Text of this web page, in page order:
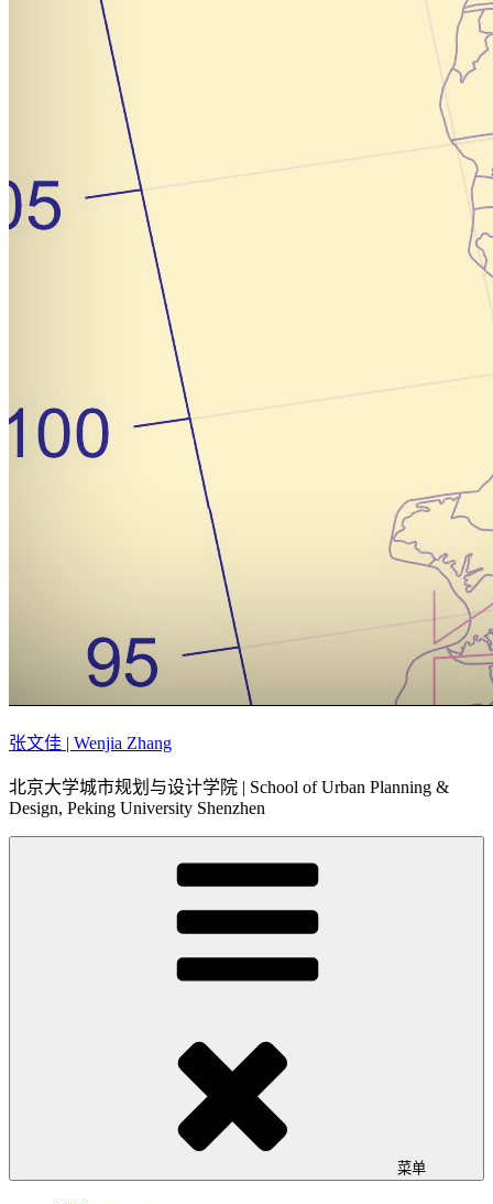
张文佳 | Wenjia Zhang
北京大学城市规划与设计学院 | School of Urban Planning &
Design, Peking University Shenzhen
菜单